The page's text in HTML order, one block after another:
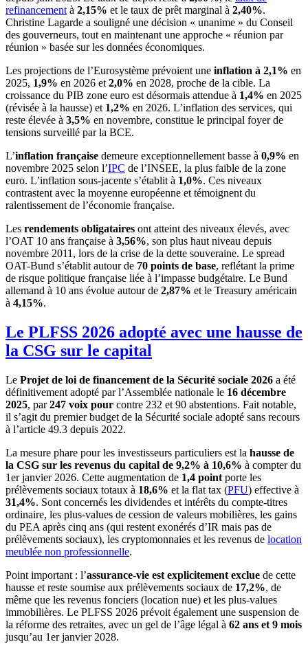
refinancement à 2,15% et le taux de prêt marginal à 2,40%.
Christine Lagarde a souligné une décision « unanime » du Conseil
des gouverneurs, tout en maintenant une approche « réunion par
réunion » basée sur les données économiques.
Les projections de l’Eurosystème prévoient une inflation à 2,1% en
2025, 1,9% en 2026 et 2,0% en 2028, proche de la cible. La
croissance du PIB zone euro est désormais attendue à 1,4% en 2025
(révisée à la hausse) et 1,2% en 2026. L’inflation des services, qui
reste élevée à 3,5% en novembre, constitue le principal foyer de
tensions surveillé par la BCE.
L’inflation française demeure exceptionnellement basse à 0,9% en
novembre 2025 selon l’IPC de l’INSEE, la plus faible de la zone
euro. L’inflation sous-jacente s’établit à 1,0%. Ces niveaux
contrastent avec la moyenne européenne et témoignent du
ralentissement de l’économie française.
Les rendements obligataires ont atteint des niveaux élevés, avec
l’OAT 10 ans française à 3,56%, son plus haut niveau depuis
novembre 2011, lors de la crise de la dette souveraine. Le spread
OAT-Bund s’établit autour de 70 points de base, reflétant la prime
de risque politique française liée à l’impasse budgétaire. Le Bund
allemand à 10 ans évolue autour de 2,87% et le Treasury américain
à 4,15%.
Le PLFSS 2026 adopté avec une hausse de
la CSG sur le capital
Le Projet de loi de financement de la Sécurité sociale 2026 a été
définitivement adopté par l’Assemblée nationale le 16 décembre
2025, par247 voix pour contre 232 et 90 abstentions. Fait notable,
il s’agit du premier budget de la Sécurité sociale adopté sans recours
à l’article 49.3 depuis 2022.
La mesure phare pour les investisseurs particuliers est la hausse de
la CSG sur les revenus du capital de 9,2% à 10,6% à compter du
1er janvier 2026. Cette augmentation de 1,4 point porte les
prélèvements sociaux totaux à 18,6% et la flat tax (PFU) effective à
31,4%. Sont concernés les dividendes et intérêts du compte-titres
ordinaire, les plus-values de cession de valeurs mobilières, les gains
du PEA après cinq ans (qui restent exonérés d’IR mais pas de
prélèvements sociaux), les cryptomonnaies et les revenus de location
meublée non professionnelle.
Point important : l’assurance-vie est explicitement exclue de cette
hausse et reste soumise aux prélèvements sociaux de 17,2%, de
même que les revenus fonciers (location nue) et les plus-values
immobilières. Le PLFSS 2026 prévoit également une suspension de
la réforme des retraites, avec un gel de l’âge légal à 62 ans et 9 mois
jusqu’au 1er janvier 2028.